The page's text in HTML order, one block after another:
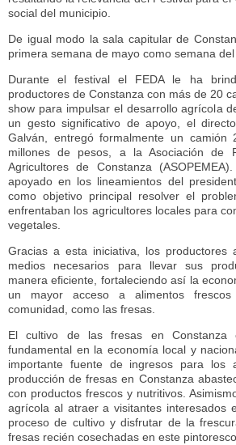
social del municipio.
De igual modo la sala capitular de
primera semana de mayo como semana
Durante el festival el FEDA le ha
productores de Constanza con más de 20
show para impulsar el desarrollo agrícola
un gesto significativo de apoyo, el
Galván, entregó formalmente un camión
millones de pesos, a la Asociación de
Agricultores de Constanza
apoyado en los lineamientos del
como objetivo principal resolver el
enfrentaban los agricultores locales para
vegetales.
Gracias a esta iniciativa, los productores
medios necesarios para llevar sus
manera eficiente, fortaleciendo así la
un mayor acceso a alimentos
comunidad, como las fresas.
El cultivo de las fresas en Constanza
fundamental en la economía local y
importante fuente de ingresos para los
producción de fresas en Constanza
con productos frescos y nutritivos.
agrícola al atraer a visitantes interesados
proceso de cultivo y disfrutar de la
fresas recién cosechadas en este